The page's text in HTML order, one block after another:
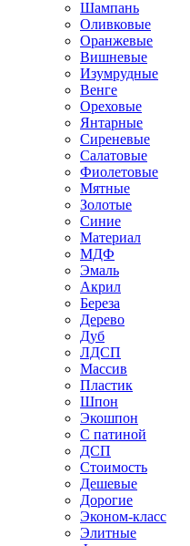
Шампань
Оливковые
Оранжевые
Вишневые
Изумрудные
Венге
Ореховые
Янтарные
Сиреневые
Салатовые
Фиолетовые
Мятные
Золотые
Синие
Материал
МДФ
Эмаль
Акрил
Береза
Дерево
Дуб
ЛДСП
Массив
Пластик
Шпон
Экошпон
С патиной
ДСП
Стоимость
Дешевые
Дорогие
Эконом-класс
Элитные